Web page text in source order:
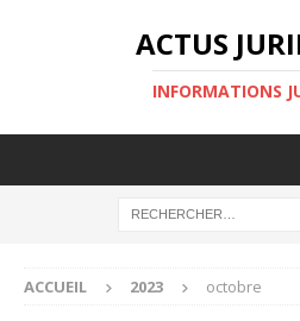
ACTUS
INFORMATIONS
ACCUEIL 2023 octobre